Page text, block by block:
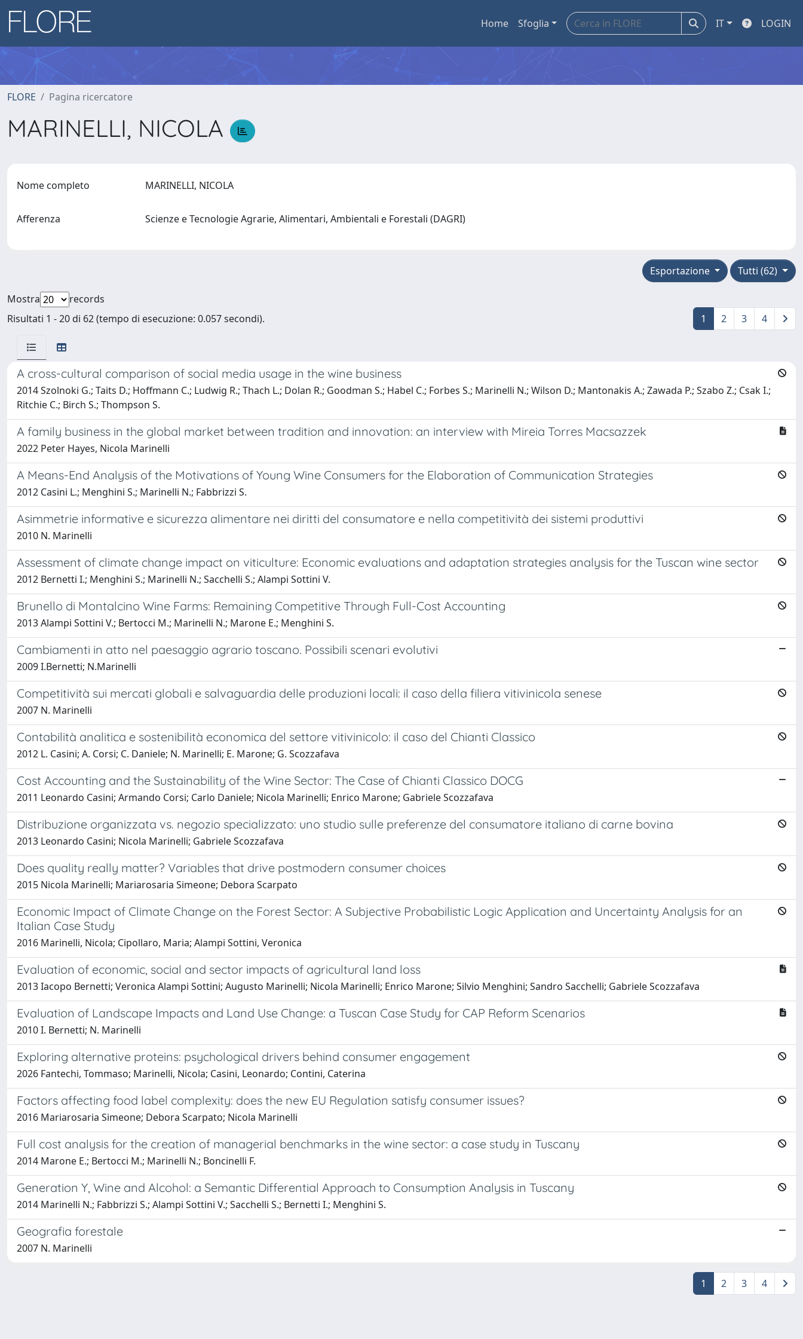
Home Sfoglia IT LOGIN
FLORE Pagina ricercatore
MARINELLI, NICOLA
Nome completo MARINELLI, NICOLA
Afferenza Scienze e Tecnologie Agrarie, Alimentari, Ambientali e Forestali (DAGRI)
Tutti (62)
Esportazione
Mostra
records
Risultati 1 - 20 di 62 (tempo di esecuzione: 0.057 secondi).
1 2 3 4
A cross-cultural comparison of social media usage in the wine business
2014 Szolnoki G.; Taits D.; Hoffmann C.; Ludwig R.; Thach L.; Dolan R.; Goodman S.; Habel C.; Forbes S.; Marinelli N.; Wilson D.; Mantonakis A.; Zawada P.; Szabo Z.; Csak I.;
Ritchie C.; Birch S.; Thompson S.
A family business in the global market between tradition and innovation: an interview with Mireia Torres Macsazzek
2022 Peter Hayes, Nicola Marinelli
A Means-End Analysis of the Motivations of Young Wine Consumers for the Elaboration of Communication Strategies
2012 Casini L.; Menghini S.; Marinelli N.; Fabbrizzi S.
Asimmetrie informative e sicurezza alimentare nei diritti del consumatore e nella competitività dei sistemi produttivi
2010 N. Marinelli
Assessment of climate change impact on viticulture: Economic evaluations and adaptation strategies analysis for the Tuscan wine sector
2012 Bernetti I.; Menghini S.; Marinelli N.; Sacchelli S.; Alampi Sottini V.
Brunello di Montalcino Wine Farms: Remaining Competitive Through Full-Cost Accounting
2013 Alampi Sottini V.; Bertocci M.; Marinelli N.; Marone E.; Menghini S.
Cambiamenti in atto nel paesaggio agrario toscano. Possibili scenari evolutivi
2009 I.Bernetti; N.Marinelli
Competitività sui mercati globali e salvaguardia delle produzioni locali: il caso della filiera vitivinicola senese
2007 N. Marinelli
Contabilità analitica e sostenibilità economica del settore vitivinicolo: il caso del Chianti Classico
2012 L. Casini; A. Corsi; C. Daniele; N. Marinelli; E. Marone; G. Scozzafava
Cost Accounting and the Sustainability of the Wine Sector: The Case of Chianti Classico DOCG
2011 Leonardo Casini; Armando Corsi; Carlo Daniele; Nicola Marinelli; Enrico Marone; Gabriele Scozzafava
Distribuzione organizzata vs. negozio specializzato: uno studio sulle preferenze del consumatore italiano di carne bovina
2013 Leonardo Casini; Nicola Marinelli; Gabriele Scozzafava
Does quality really matter? Variables that drive postmodern consumer choices
2015 Nicola Marinelli; Mariarosaria Simeone; Debora Scarpato
Economic Impact of Climate Change on the Forest Sector: A Subjective Probabilistic Logic Application and Uncertainty Analysis for an
Italian Case Study
2016 Marinelli, Nicola; Cipollaro, Maria; Alampi Sottini, Veronica
Evaluation of economic, social and sector impacts of agricultural land loss
2013 Iacopo Bernetti; Veronica Alampi Sottini; Augusto Marinelli; Nicola Marinelli; Enrico Marone; Silvio Menghini; Sandro Sacchelli; Gabriele Scozzafava
Evaluation of Landscape Impacts and Land Use Change: a Tuscan Case Study for CAP Reform Scenarios
2010 I. Bernetti; N. Marinelli
Exploring alternative proteins: psychological drivers behind consumer engagement
2026 Fantechi, Tommaso; Marinelli, Nicola; Casini, Leonardo; Contini, Caterina
Factors affecting food label complexity: does the new EU Regulation satisfy consumer issues?
2016 Mariarosaria Simeone; Debora Scarpato; Nicola Marinelli
Full cost analysis for the creation of managerial benchmarks in the wine sector: a case study in Tuscany
2014 Marone E.; Bertocci M.; Marinelli N.; Boncinelli F.
Generation Y, Wine and Alcohol: a Semantic Differential Approach to Consumption Analysis in Tuscany
2014 Marinelli N.; Fabbrizzi S.; Alampi Sottini V.; Sacchelli S.; Bernetti I.; Menghini S.
Geografia forestale
2007 N. Marinelli
1 2 3 4